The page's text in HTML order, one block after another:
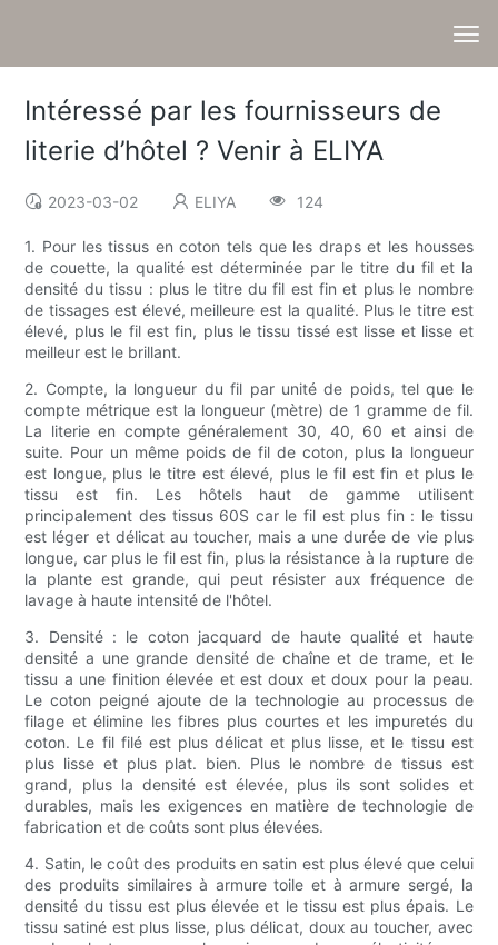
Intéressé par les fournisseurs de
literie d’hôtel ? Venir à ELIYA
2023-03-02 ELIYA 124
1. Pour les tissus en coton tels que les draps et les housses
de couette, la qualité est déterminée par le titre du fil et la
densité du tissu : plus le titre du fil est fin et plus le nombre
de tissages est élevé, meilleure est la qualité. Plus le titre est
élevé, plus le fil est fin, plus le tissu tissé est lisse et lisse et
meilleur est le brillant.
2. Compte, la longueur du fil par unité de poids, tel que le
compte métrique est la longueur (mètre) de 1 gramme de fil.
La literie en compte généralement 30, 40, 60 et ainsi de
suite. Pour un même poids de fil de coton, plus la longueur
est longue, plus le titre est élevé, plus le fil est fin et plus le
tissu est fin. Les hôtels haut de gamme utilisent
principalement des tissus 60S car le fil est plus fin : le tissu
est léger et délicat au toucher, mais a une durée de vie plus
longue, car plus le fil est fin, plus la résistance à la rupture de
la plante est grande, qui peut résister aux fréquence de
lavage à haute intensité de l'hôtel.
3. Densité : le coton jacquard de haute qualité et haute
densité a une grande densité de chaîne et de trame, et le
tissu a une finition élevée et est doux et doux pour la peau.
Le coton peigné ajoute de la technologie au processus de
filage et élimine les fibres plus courtes et les impuretés du
coton. Le fil filé est plus délicat et plus lisse, et le tissu est
plus lisse et plus plat. bien. Plus le nombre de tissus est
grand, plus la densité est élevée, plus ils sont solides et
durables, mais les exigences en matière de technologie de
fabrication et de coûts sont plus élevées.
4. Satin, le coût des produits en satin est plus élevé que celui
des produits similaires à armure toile et à armure sergé, la
densité du tissu est plus élevée et le tissu est plus épais. Le
tissu satiné est plus lisse, plus délicat, doux au toucher, avec